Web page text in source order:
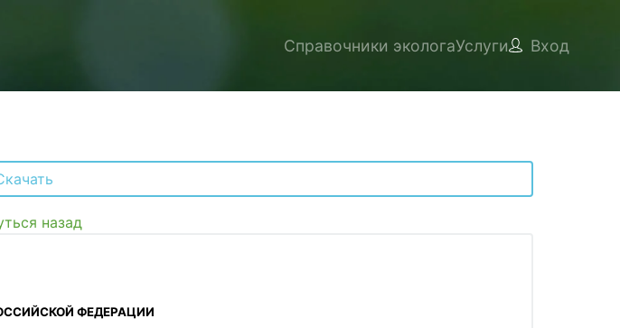
Справочники экологаУслуги Вход
назад
ФЕДЕРАЦИИ